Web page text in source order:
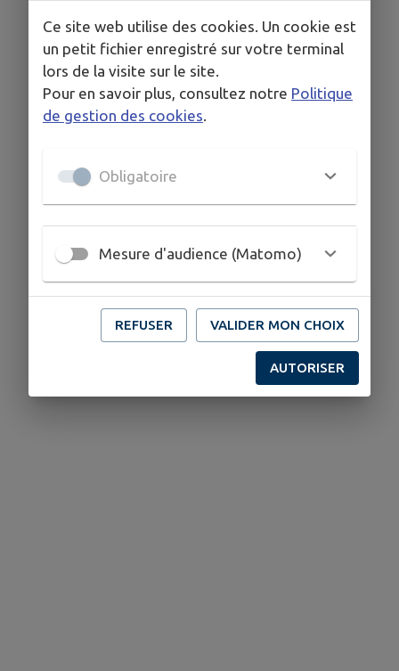
Ce site web utilise des cookies. Un cookie est
un petit fichier enregistré sur votre terminal
lors de la visite sur le site.
Pour en savoir plus, consultez notre Politique
de gestion des cookies
Obligatoire
Mesure d'audience (Matomo)
REFUSER VALIDER MON CHOIX
AUTORISER